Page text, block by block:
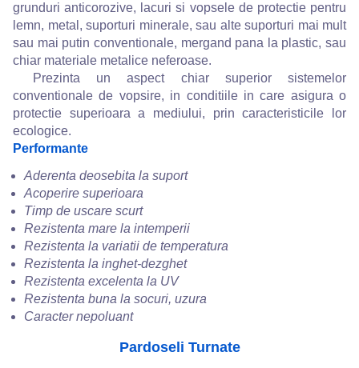
grunduri anticorozive, lacuri si vopsele de protectie pentru
lemn, metal, suporturi minerale, sau alte suporturi mai mult
sau mai putin conventionale, mergand pana la plastic, sau
chiar materiale metalice neferoase.
Prezinta un aspect chiar superior sistemelor
conventionale de vopsire, in conditiile in care asigura o
protectie superioara a mediului, prin caracteristicile lor
ecologice.
Performante
Aderenta deosebita la suport
Acoperire superioara
Timp de uscare scurt
Rezistenta mare la intemperii
Rezistenta la variatii de temperatura
Rezistenta la inghet-dezghet
Rezistenta excelenta la UV
Rezistenta buna la socuri, uzura
Caracter nepoluant
Pardoseli Turnate